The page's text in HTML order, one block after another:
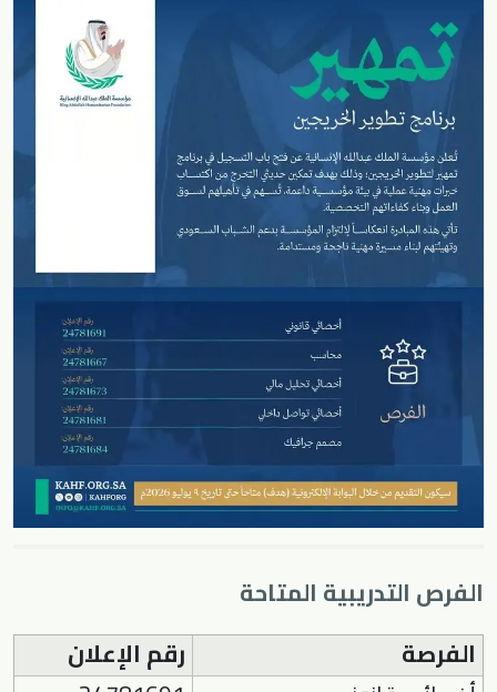
الفرص التدريبية المتاحة
الفرصة
رقم الإعلان